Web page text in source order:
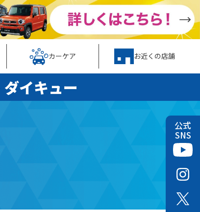
カーケア お近くの店舗
公式
SNS
ダイキュー